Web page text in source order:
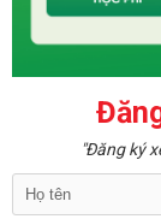
"Đăng ký